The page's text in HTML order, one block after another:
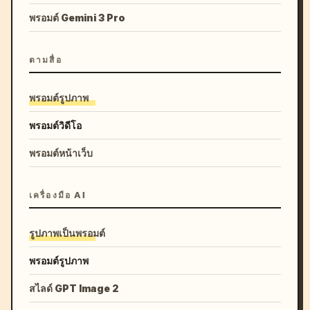
พรอมต์ Gemini 3 Pro
ตามสื่อ
พรอมต์รูปภาพ
พรอมต์วิดีโอ
พรอมต์หน้าเว็บ
เครื่องมือ AI
รูปภาพเป็นพรอมต์
พรอมต์รูปภาพ
สไลด์ GPT Image 2